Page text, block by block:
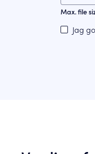
Max. file
Jag